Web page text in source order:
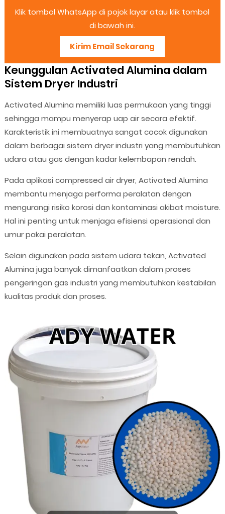
Klik tombol WhatsApp di pojok layar atau klik tombol
di bawah ini.
Kirim Email Sekarang
Keunggulan Activated Alumina dalam
Sistem Dryer Industri
Activated Alumina memiliki luas permukaan yang tinggi
sehingga mampu menyerap uap air secara efektif.
Karakteristik ini membuatnya sangat cocok digunakan
dalam berbagai sistem dryer industri yang membutuhkan
udara atau gas dengan kadar kelembapan rendah.
Pada aplikasi compressed air dryer, Activated Alumina
membantu menjaga performa peralatan dengan
mengurangi risiko korosi dan kontaminasi akibat moisture.
Hal ini penting untuk menjaga efisiensi operasional dan
umur pakai peralatan.
Selain digunakan pada sistem udara tekan, Activated
Alumina juga banyak dimanfaatkan dalam proses
pengeringan gas industri yang membutuhkan kestabilan
kualitas produk dan proses.